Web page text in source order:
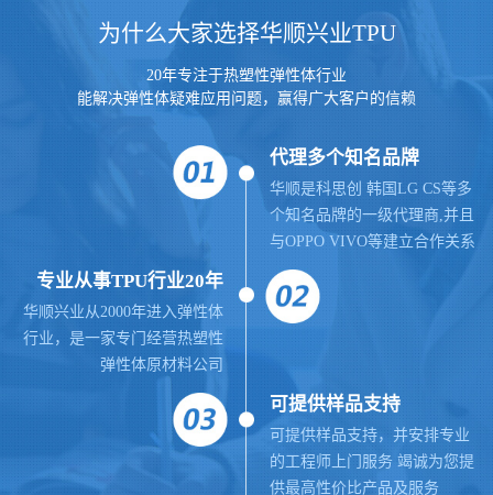
为什么大家选择华顺兴业TPU
20年专注于热塑性弹性体行业
能解决弹性体疑难应用问题，赢得广大客户的信赖
代理多个知名品牌
华顺是科思创 韩国LG CS等多
个知名品牌的一级代理商,并且
与OPPO VIVO等建立合作关系
专业从事TPU行业20年
华顺兴业从2000年进入弹性体
行业，是一家专门经营热塑性
弹性体原材料公司
可提供样品支持
可提供样品支持，并安排专业
的工程师上门服务 竭诚为您提
供最高性价比产品及服务